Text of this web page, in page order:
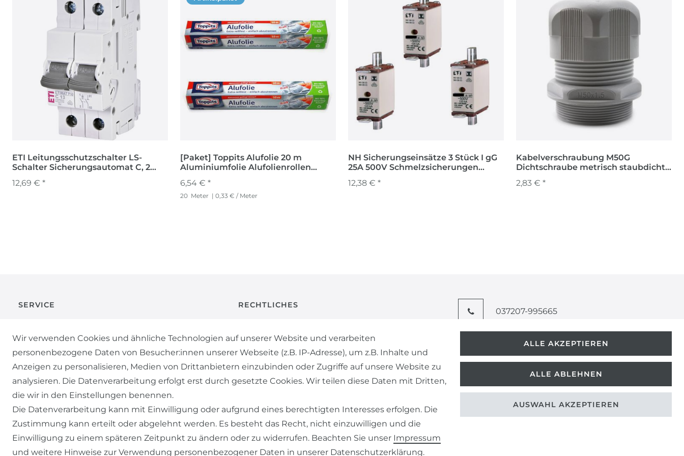
ETI Leitungsschutzschalter LS-
Schalter Sicherungsautomat C, 2
12,69 € *
[Paket] Toppits Alufolie 20 m
Aluminiumfolie Alufolienrollen
6,54 € *
20 Meter | 0,33 € / Meter
NH Sicherungseinsätze 3 Stück I gG
25A 500V Schmelzsicherungen
12,38 € *
Kabelverschraubung M50G
Dichtschraube metrisch staubdicht
2,83 € *
SERVICE
ZAHLUNG & VERSAND
WIDERRUFSFORMULAR
RECHTLICHES
WIDERRUFSRECHT
IMPRESSUM
DATENSCHUTZERKLÄRUNG
037207-995665
info@kern-holz.com
Wir verwenden Cookies und ähnliche Technologien auf unserer Website und verarbeiten
personenbezogene Daten von Besucher:innen unserer Webseite (z.B. IP-Adresse), um z.B. Inhalte und
Anzeigen zu personalisieren, Medien von Drittanbietern einzubinden oder Zugriffe auf unsere Website zu
analysieren. Die Datenverarbeitung erfolgt erst durch gesetzte Cookies. Wir teilen diese Daten mit Dritten,
die wir in den Einstellungen benennen.
Die Datenverarbeitung kann mit Einwilligung oder aufgrund eines berechtigten Interesses erfolgen. Die
Zustimmung kann erteilt oder abgelehnt werden. Es besteht das Recht, nicht einzuwilligen und die
Einwilligung zu einem späteren Zeitpunkt zu ändern oder zu widerrufen. Beachten Sie unser Impressum
und weitere Hinweise zur Verwendung personenbezogener Daten in unserer Daten­schutz­erklärung.
ALLE AKZEPTIEREN
ALLE ABLEHNEN
AUSWAHL AKZEPTIEREN